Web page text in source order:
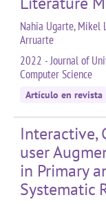
Nahia Ugarte, Mikel
Arruarte
2022 - Journal of
Computer Science
Artículo en revista
Interactive,
user
in Primary
Systematic